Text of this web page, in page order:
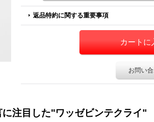
返品特約に関する重要事項
お問い
に注目した"ワッゼビンテクライ"